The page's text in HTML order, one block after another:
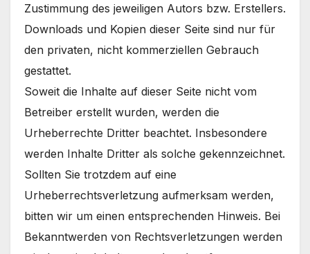
Zustimmung des jeweiligen Autors bzw. Erstellers.
Downloads und Kopien dieser Seite sind nur für
den privaten, nicht kommerziellen Gebrauch
gestattet.
Soweit die Inhalte auf dieser Seite nicht vom
Betreiber erstellt wurden, werden die
Urheberrechte Dritter beachtet. Insbesondere
werden Inhalte Dritter als solche gekennzeichnet.
Sollten Sie trotzdem auf eine
Urheberrechtsverletzung aufmerksam werden,
bitten wir um einen entsprechenden Hinweis. Bei
Bekanntwerden von Rechtsverletzungen werden